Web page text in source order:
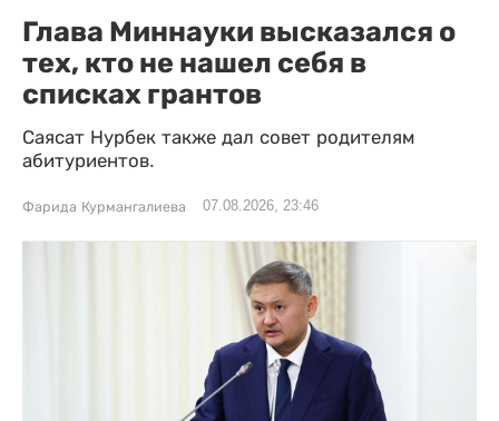
Глава Миннауки высказался о
тех, кто не нашел себя в
списках грантов
Саясат Нурбек также дал совет родителям
абитуриентов.
Фарида Курмангалиева 07.08.2026, 23:46